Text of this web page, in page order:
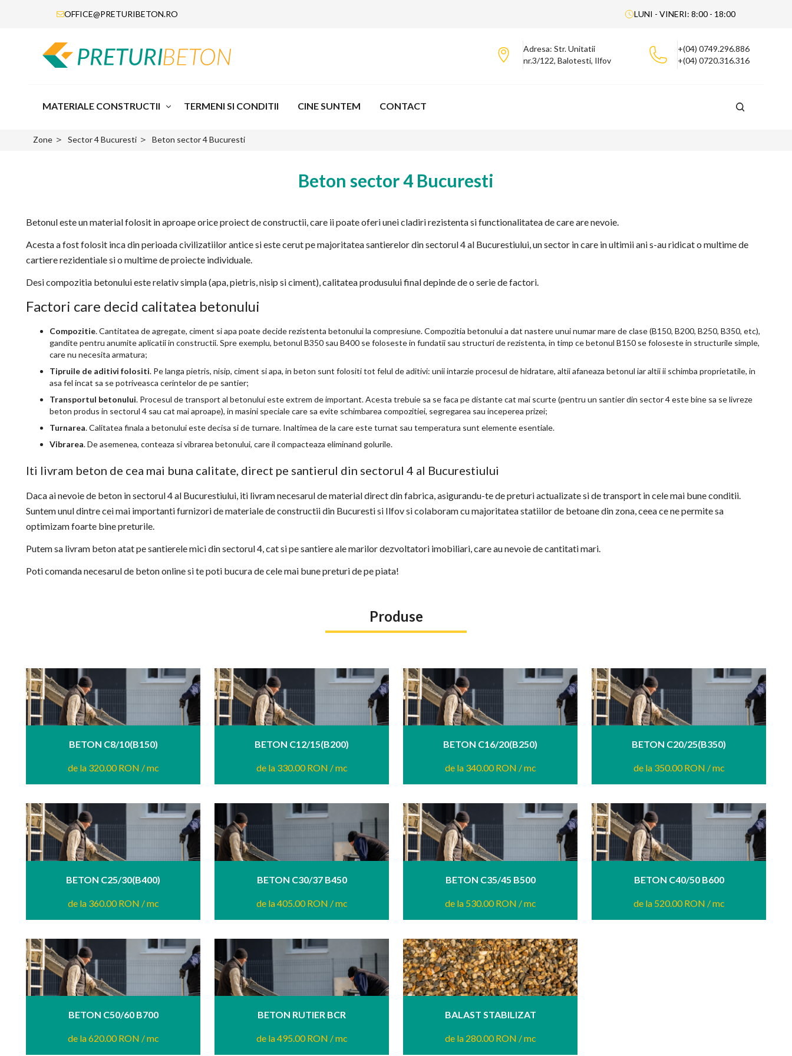
OFFICE@PRETURIBETON.RO LUNI - VINERI: 8:00 - 18:00
Adresa: Str. Unitatii
nr.3/122, Balotesti, Ilfov
+(04) 0749.296.886
+(04) 0720.316.316
MATERIALE CONSTRUCTII TERMENI SI CONDITII CINE SUNTEM CONTACT
Zone ＞ Sector 4 Bucuresti ＞ Beton sector 4 Bucuresti
Beton sector 4 Bucuresti
Betonul este un material folosit in aproape orice proiect de constructii, care ii poate oferi unei cladiri rezistenta si functionalitatea de care are nevoie.
Acesta a fost folosit inca din perioada civilizatiilor antice si este cerut pe majoritatea santierelor din sectorul 4 al Bucurestiului, un sector in care in ultimii ani s-au ridicat o multime de
cartiere rezidentiale si o multime de proiecte individuale.
Desi compozitia betonului este relativ simpla (apa, pietris, nisip si ciment), calitatea produsului final depinde de o serie de factori.
Factori care decid calitatea betonului
Compozitie. Cantitatea de agregate, ciment si apa poate decide rezistenta betonului la compresiune. Compozitia betonului a dat nastere unui numar mare de clase (B150, B200, B250, B350, etc),
gandite pentru anumite aplicatii in constructii. Spre exemplu, betonul B350 sau B400 se foloseste in fundatii sau structuri de rezistenta, in timp ce betonul B150 se foloseste in structurile simple,
care nu necesita armatura;
Tipruile de aditivi folositi. Pe langa pietris, nisip, ciment si apa, in beton sunt folositi tot felul de aditivi: unii intarzie procesul de hidratare, altii afaneaza betonul iar altii ii schimba proprietatile, in
asa fel incat sa se potriveasca cerintelor de pe santier;
Transportul betonului. Procesul de transport al betonului este extrem de important. Acesta trebuie sa se faca pe distante cat mai scurte (pentru un santier din sector 4 este bine sa se livreze
beton produs in sectorul 4 sau cat mai aproape), in masini speciale care sa evite schimbarea compozitiei, segregarea sau inceperea prizei;
Turnarea. Calitatea finala a betonului este decisa si de turnare. Inaltimea de la care este turnat sau temperatura sunt elemente esentiale.
Vibrarea. De asemenea, conteaza si vibrarea betonului, care il compacteaza eliminand golurile.
Iti livram beton de cea mai buna calitate, direct pe santierul din sectorul 4 al Bucurestiului
Daca ai nevoie de beton in sectorul 4 al Bucurestiului, iti livram necesarul de material direct din fabrica, asigurandu-te de preturi actualizate si de transport in cele mai bune conditii.
Suntem unul dintre cei mai importanti furnizori de materiale de constructii din Bucuresti si Ilfov si colaboram cu majoritatea statiilor de betoane din zona, ceea ce ne permite sa
optimizam foarte bine preturile.
Putem sa livram beton atat pe santierele mici din sectorul 4, cat si pe santiere ale marilor dezvoltatori imobiliari, care au nevoie de cantitati mari.
Poti comanda necesarul de beton online si te poti bucura de cele mai bune preturi de pe piata!
Produse
BETON C8/10(B150)
de la 320.00 RON / mc
BETON C12/15(B200)
de la 330.00 RON / mc
BETON C16/20(B250)
de la 340.00 RON / mc
BETON C20/25(B350)
de la 350.00 RON / mc
BETON C25/30(B400)
de la 360.00 RON / mc
BETON C30/37 B450
de la 405.00 RON / mc
BETON C35/45 B500
de la 530.00 RON / mc
BETON C40/50 B600
de la 520.00 RON / mc
BETON C50/60 B700
de la 620.00 RON / mc
BETON RUTIER BCR
de la 495.00 RON / mc
BALAST STABILIZAT
de la 280.00 RON / mc